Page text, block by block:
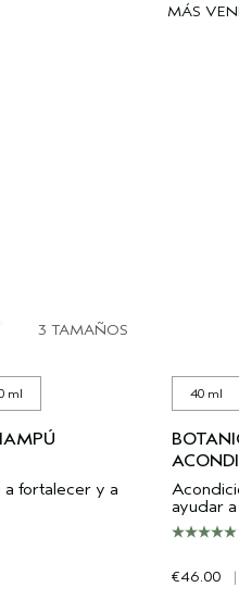
3 TAMAÑOS
ml
a fortalecer y a
MÁS
40 ml
ayudar
€46.00 |